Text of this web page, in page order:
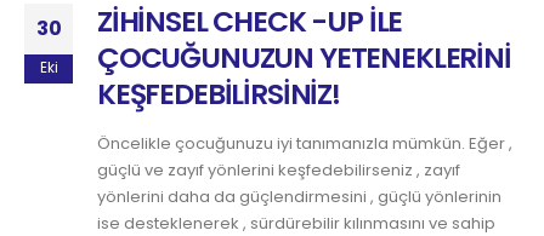
30
Eki
ZİHİNSEL CHECK -UP İLE
ÇOCUĞUNUZUN YETENEKLERİNİ
KEŞFEDEBİLİRSİNİZ!
Öncelikle çocuğunuzu iyi tanımanızla mümkün. Eğer ,
güçlü ve zayıf yönlerini keşfedebilirseniz , zayıf
yönlerini daha da güçlendirmesini , güçlü yönlerinin
ise desteklenerek , sürdürebilir kılınmasını ve sahip